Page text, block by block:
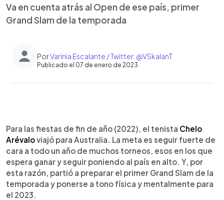
Va en cuenta atrás al Open de ese país, primer
Grand Slam de la temporada
PorVarinia Escalante / Twitter: @VSkalanT
Publicado el 07 de enero de 2023
► Escuchar artículo
Para las fiestas de fin de año (2022), el tenista Chelo
Arévaloviajó para Australia. La meta es seguir fuerte de
cara a todo un año de muchos torneos, esos en los que
espera ganar y seguir poniendo al país en alto. Y, por
esta razón, partió a preparar el primer Grand Slam de la
temporada y ponerse a tono física y mentalmente para
el 2023.